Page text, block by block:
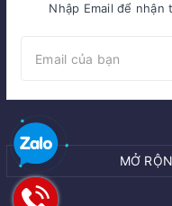
Nhập Email để
MỞ